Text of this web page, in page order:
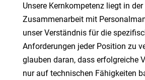
Unsere Kernkompetenz liegt in der
Zusammenarbeit mit
unser Verständnis für die
Anforderungen jeder Position zu
glauben daran, dass erfolgreiche
nur auf technischen Fähigkeiten